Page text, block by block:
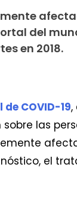
del
en 2018.
COVID-19,
las
el